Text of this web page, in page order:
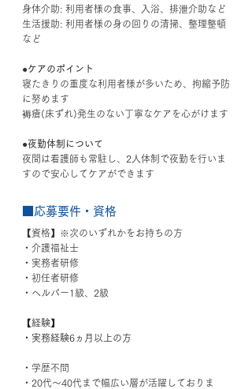
身体介助: 利用者様の食事、入浴、排泄介助など
生活援助: 利用者様の身の回りの清掃、整理整頓
など
●ケアのポイント
寝たきりの重度な利用者様が多いため、拘縮予防
に努めます
褥瘡(床ずれ)発生のない丁寧なケアを心がけます
●夜勤体制について
夜間は看護師も常駐し、2人体制で夜勤を行いま
すので安心してケアができます
■応募要件・資格
【資格】※次のいずれかをお持ちの方
・介護福祉士
・実務者研修
・初任者研修
・ヘルパー1級、2級
【経験】
・実務経験6ヵ月以上の方
・学歴不問
・20代〜40代まで幅広い層が活躍しておりま